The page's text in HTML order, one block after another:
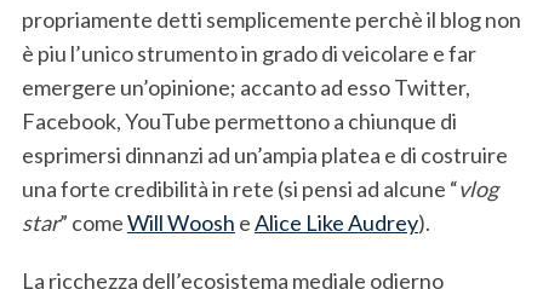
propriamente detti semplicemente perchè il blog non
è piu l’unico strumento in grado di veicolare e far
emergere un’opinione; accanto ad esso Twitter,
Facebook, YouTube permettono a chiunque di
esprimersi dinnanzi ad un’ampia platea e di costruire
una forte credibilità in rete (si pensi ad alcune “vlog
star” comeWill Woosh eAlice Like Audrey).
La ricchezza dell’ecosistema mediale odierno